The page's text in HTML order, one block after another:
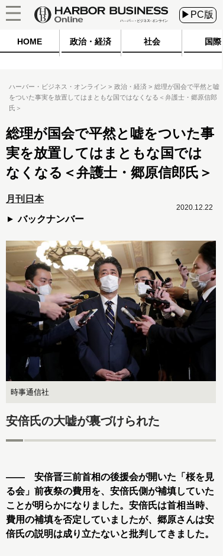
▶PC版
HOME 政治・経済 社会 国際
ハーバー・ビジネス・オンライン 政治・経済
総理が国会で平然と嘘
をついた事実を放置してはまともな国ではなくなる＜弁護士・郷原信郎
氏＞
総理が国会で平然と嘘をついた事
実を放置してはまともな国では
なくなる＜弁護士・郷原信郎氏＞
月刊日本
バックナンバー
2020.12.22
時事通信社
安倍氏の大嘘が裏づけられた
―― 安倍晋三前首相の後援会が開いた「桜を見
る会」前夜祭の費用を、安倍氏側が補填していた
ことが明らかになりました。安倍氏は首相当時、
費用の補填を否定していましたが、郷原さんは安
倍氏の説明は成り立たないと批判してきました。